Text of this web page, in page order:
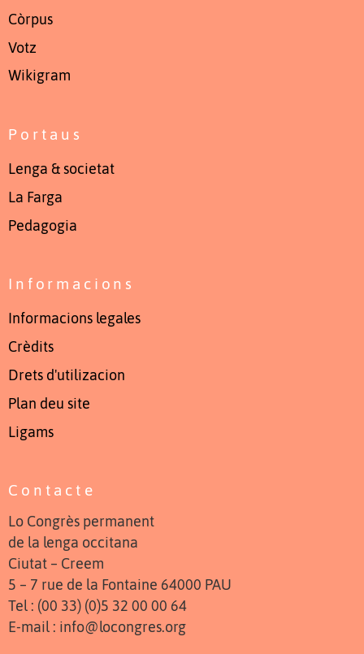
Còrpus
Votz
Wikigram
Portaus
Lenga & societat
La Farga
Pedagogia
Informacions
Informacions legales
Crèdits
Drets d'utilizacion
Plan deu site
Ligams
Contacte
Lo Congrès permanent
de la lenga occitana
Ciutat – Creem
5 – 7 rue de la Fontaine 64000 PAU
Tel : (00 33) (0)5 32 00 00 64
E-mail : info@locongres.org